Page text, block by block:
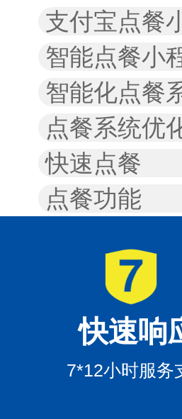
支付宝点餐
智能点餐小
智能化点餐
点餐系统优
快速点餐
点餐功能
快速响
7*12小时服务